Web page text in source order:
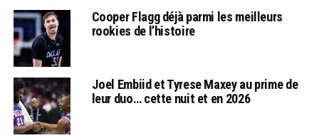
Cooper Flagg déjà parmi les meilleurs
rookies de l’histoire
Joel Embiid et Tyrese Maxey au prime de
leur duo… cette nuit et en 2026